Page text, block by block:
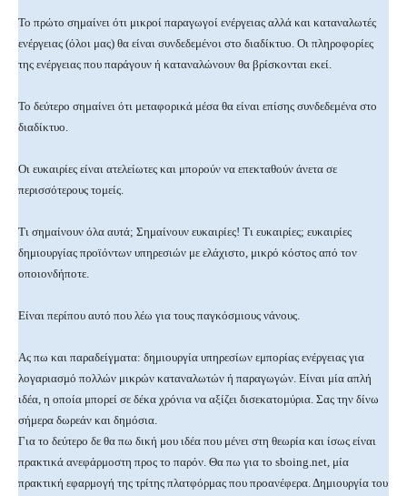
Το πρώτο σημαίνει ότι μικροί παραγωγοί ενέργειας αλλά και καταναλωτές
ενέργειας (όλοι μας) θα είναι συνδεδεμένοι στο διαδίκτυο. Οι πληροφορίες
της ενέργειας που παράγουν ή καταναλώνουν θα βρίσκονται εκεί.
Το δεύτερο σημαίνει ότι μεταφορικά μέσα θα είναι επίσης συνδεδεμένα στο
διαδίκτυο.
Οι ευκαιρίες είναι ατελείωτες και μπορούν να επεκταθούν άνετα σε
περισσότερους τομείς.
Τι σημαίνουν όλα αυτά; Σημαίνουν ευκαιρίες! Τι ευκαιρίες; ευκαιρίες
δημιουργίας προϊόντων υπηρεσιών με ελάχιστο, μικρό κόστος από τον
οποιονδήποτε.
Είναι περίπου αυτό που λέω για τους παγκόσμιους νάνους.
Ας πω και παραδείγματα: δημιουργία υπηρεσίων εμπορίας ενέργειας για
λογαριασμό πολλών μικρών καταναλωτών ή παραγωγών. Είναι μία απλή
ιδέα, η οποία μπορεί σε δέκα χρόνια να αξίζει δισεκατομύρια. Σας την δίνω
σήμερα δωρεάν και δημόσια.
Για το δεύτερο δε θα πω δική μου ιδέα που μένει στη θεωρία και ίσως είναι
πρακτικά ανεφάρμοστη προς το παρόν. Θα πω για το sboing.net, μία
πρακτική εφαρμογή της τρίτης πλατφόρμας που προανέφερα. Δημιουργία του